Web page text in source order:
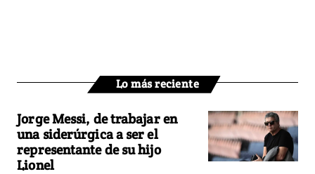
Lo más reciente
Jorge Messi, de trabajar en
una siderúrgica a ser el
representante de su hijo
Lionel